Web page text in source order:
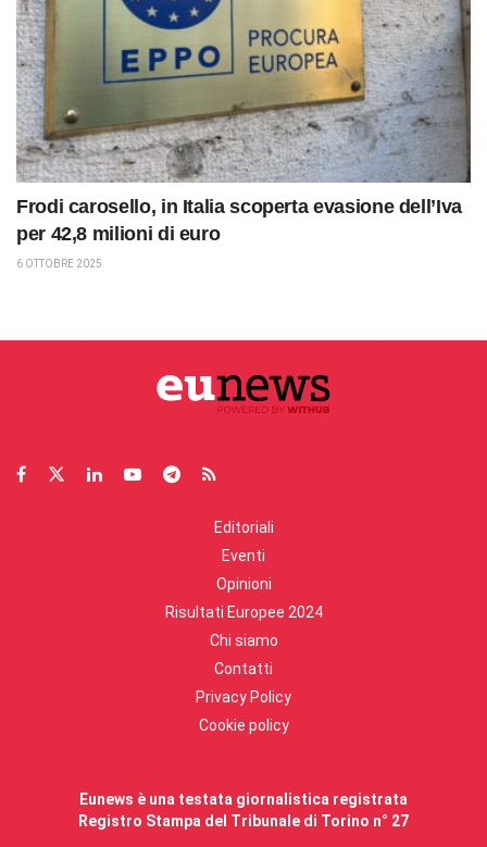
Frodi carosello, in Italia scoperta evasione dell’Iva
per 42,8 milioni di euro
6 OTTOBRE 2025
Editoriali
Eventi
Opinioni
Risultati Europee 2024
Chi siamo
Contatti
Privacy Policy
Cookie policy
Eunews è una testata giornalistica registrata
Registro Stampa del Tribunale di Torino n° 27